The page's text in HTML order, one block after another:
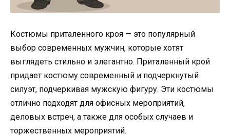
Костюмы приталенного кроя — это популярный
выбор современных мужчин, которые хотят
выглядеть стильно и элегантно. Приталенный крой
придает костюму современный и подчеркнутый
силуэт, подчеркивая мужскую фигуру. Эти костюмы
отлично подходят для офисных мероприятий,
деловых встреч, а также для особых случаев и
торжественных мероприятий.